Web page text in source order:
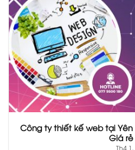
Công ty thiết kế web tại
Giá rẻ
Th4